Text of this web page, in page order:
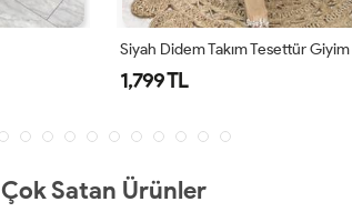
Siyah Didem Takım Tesettür Giyim
1,799 TL
Çok Satan Ürünler